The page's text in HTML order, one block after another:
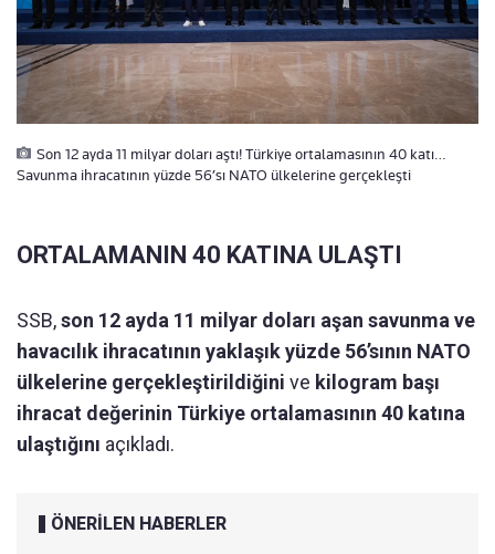
Son 12 ayda 11 milyar doları aştı! Türkiye ortalamasının 40 katı…
Savunma ihracatının yüzde 56’sı NATO ülkelerine gerçekleşti
ORTALAMANIN 40 KATINA ULAŞTI
SSB,son 12 ayda 11 milyar doları aşan savunma ve
havacılık ihracatının yaklaşık yüzde 56’sının NATO
ülkelerine gerçekleştirildiğini ve kilogram başı
ihracat değerinin Türkiye ortalamasının 40 katına
ulaştığını açıkladı.
ÖNERİLEN HABERLER